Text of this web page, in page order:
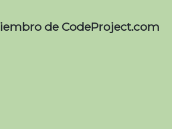
de CodeProject.com